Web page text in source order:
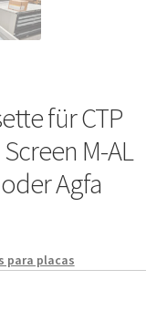
für CTP
M-AL
Agfa
para placas